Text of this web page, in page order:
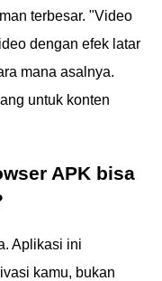
terbesar. "Video
dengan efek latar
mana asalnya.
untuk konten
APK bisa
Aplikasi ini
kamu, bukan